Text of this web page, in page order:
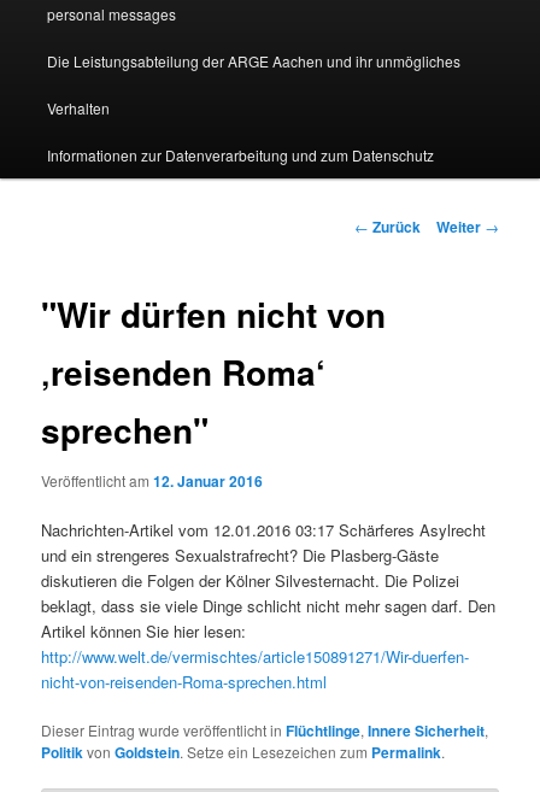
personal messages
Die Leistungsabteilung der ARGE Aachen und ihr unmögliches
Verhalten
Informationen zur Datenverarbeitung und zum Datenschutz
Beitragsnavigation
← Zurück Weiter →
"Wir dürfen nicht von
‚reisenden Roma‘
sprechen"
Veröffentlicht am12. Januar 2016
Nachrichten-Artikel vom 12.01.2016 03:17 Schärferes Asylrecht
und ein strengeres Sexualstrafrecht? Die Plasberg-Gäste
diskutieren die Folgen der Kölner Silvesternacht. Die Polizei
beklagt, dass sie viele Dinge schlicht nicht mehr sagen darf. Den
Artikel können Sie hier lesen:
http://www.welt.de/vermischtes/article150891271/Wir-duerfen-
nicht-von-reisenden-Roma-sprechen.html
Dieser Eintrag wurde veröffentlicht inFlüchtlinge,Innere Sicherheit,
PolitikvonGoldstein. Setze ein Lesezeichen zum Permalink.